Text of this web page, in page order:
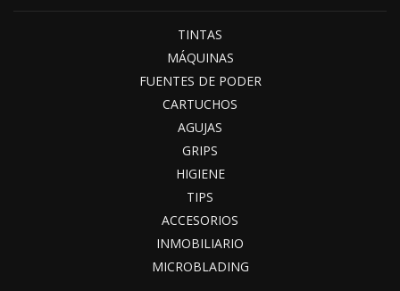
TINTAS
MÁQUINAS
FUENTES DE PODER
CARTUCHOS
AGUJAS
GRIPS
HIGIENE
TIPS
ACCESORIOS
INMOBILIARIO
MICROBLADING